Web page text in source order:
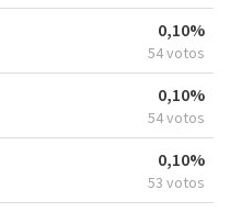
0,10%
54 votos
0,10%
54 votos
0,10%
53 votos